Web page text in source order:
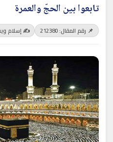
تابعوا بين الحجّ والعمرة
📌 رقم المقال: 212380 ✍️ إسلام